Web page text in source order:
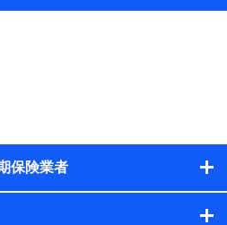
が提供する保険関連サービスに
管理のため
と取引のあるもしくは委託を受
、株式会社NTTドコモおよび提携
供するため
好・傾向に応じたサービス・商
保険業者